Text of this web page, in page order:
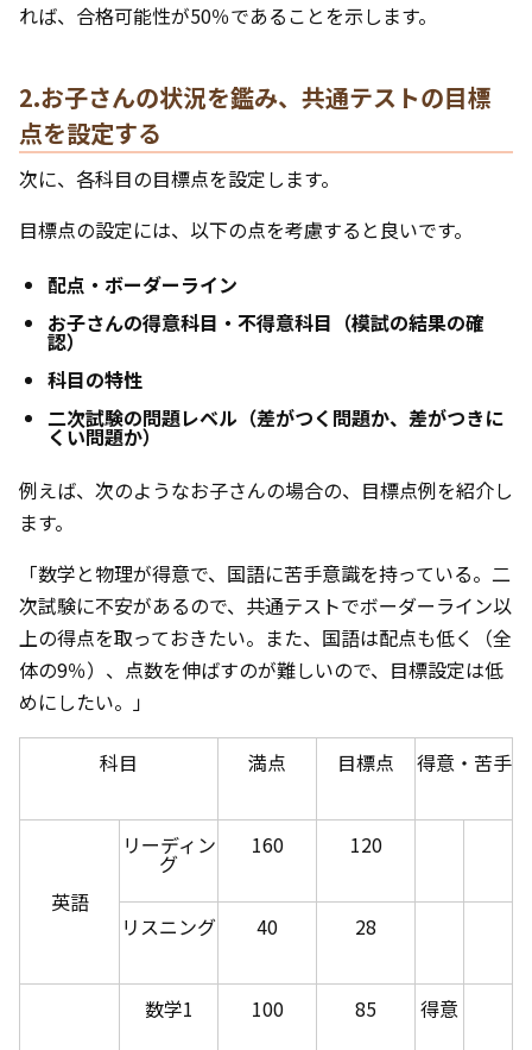
れば、合格可能性が50％であることを示します。
2.お子さんの状況を鑑み、共通テストの目標
点を設定する
次に、各科目の目標点を設定します。
目標点の設定には、以下の点を考慮すると良いです。
配点・ボーダーライン
お子さんの得意科目・不得意科目（模試の結果の確
認）
科目の特性
二次試験の問題レベル（差がつく問題か、差がつきに
くい問題か）
例えば、次のようなお子さんの場合の、目標点例を紹介し
ます。
「数学と物理が得意で、国語に苦手意識を持っている。二
次試験に不安があるので、共通テストでボーダーライン以
上の得点を取っておきたい。また、国語は配点も低く（全
体の9％）、点数を伸ばすのが難しいので、目標設定は低
めにしたい。」
科目 満点 目標点 得意・苦手
英語
リーディン
グ
160 120
リスニング 40 28
数学1 100 85 得意